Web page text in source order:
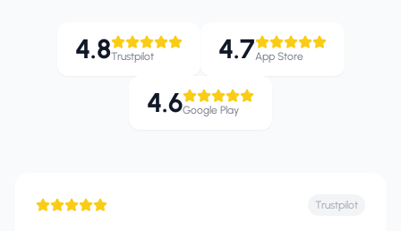
4.8Trustpilot 4.7App Store
4.6Google Play
Trustpilot